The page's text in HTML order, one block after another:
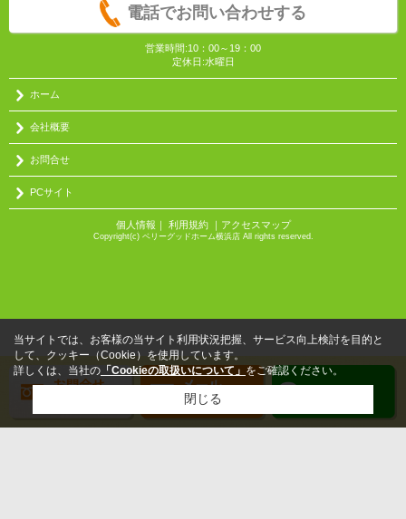
電話でお問い合わせする
営業時間:10：00～19：00
定休日:水曜日
ホーム
会社概要
お問合せ
PCサイト
個人情報 ｜ 利用規約｜ アクセスマップ
Copyright(c) ベリーグッドホーム横浜店 All rights reserved.
当サイトでは、お客様の当サイト利用状況把握、サービス向上検討を目的と
して、クッキー（Cookie）を使用しています。
詳しくは、当社の 「Cookieの取扱いについて」 をご確認ください。
閉じる